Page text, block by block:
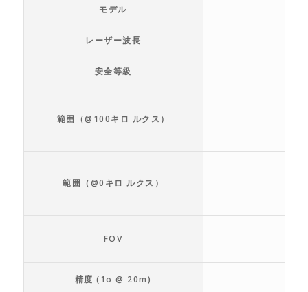
モデル
レーザー波長
安全等級
範囲（@100キロ ルクス）
範囲（@0キロ ルクス）
FOV
精度 (1σ @ 20m)